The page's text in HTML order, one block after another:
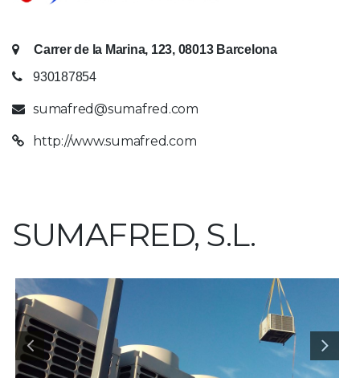
Carrer de la Marina, 123, 08013 Barcelona
930187854
sumafred@sumafred.com
http://www.sumafred.com
SUMAFRED, S.L.